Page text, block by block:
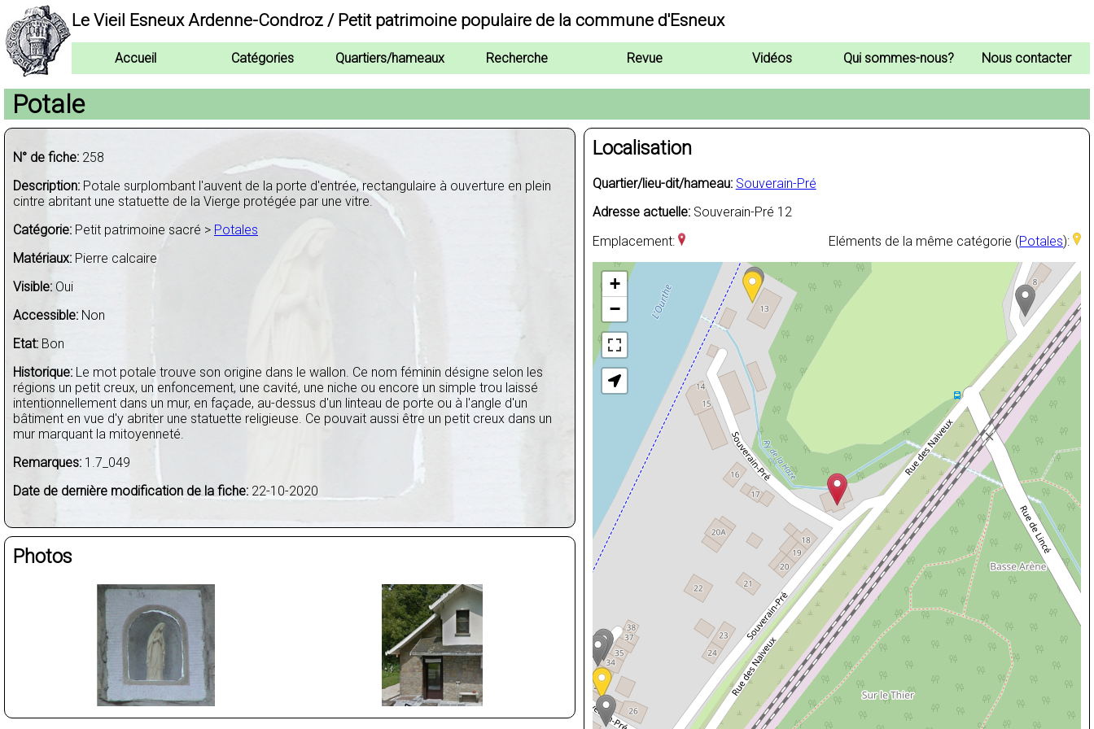
Le Vieil Esneux Ardenne-Condroz / Petit patrimoine populaire de la commune d'Esneux
Accueil Catégories Quartiers/hameaux Recherche Revue Vidéos Qui sommes-nous? Nous contacter
Potale
N° de fiche: 258
Description: Potale surplombant l'auvent de la porte d'entrée, rectangulaire à ouverture en plein
cintre abritant une statuette de la Vierge protégée par une vitre.
Catégorie: Petit patrimoine sacré > Potales
Matériaux: Pierre calcaire
Visible: Oui
Accessible: Non
Etat: Bon
Historique: Le mot potale trouve son origine dans le wallon. Ce nom féminin désigne selon les
régions un petit creux, un enfoncement, une cavité, une niche ou encore un simple trou laissé
intentionnellement dans un mur, en façade, au-dessus d'un linteau de porte ou à l'angle d'un
bâtiment en vue d'y abriter une statuette religieuse. Ce pouvait aussi être un petit creux dans un
mur marquant la mitoyenneté.
Remarques: 1.7_049
Date de dernière modification de la fiche: 22-10-2020
Photos
Localisation
Quartier/lieu-dit/hameau: Souverain-Pré
Adresse actuelle:Souverain-Pré 12
Emplacement:
Eléments de la même catégorie (Potales):
+
−